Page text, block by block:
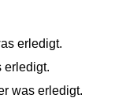
erledigt.
erledigt.
was erledigt.